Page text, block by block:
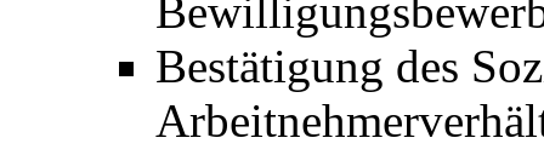
Bestätigung des